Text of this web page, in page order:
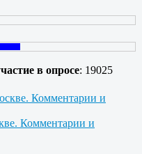
в опросе: 19025
Комментарии и